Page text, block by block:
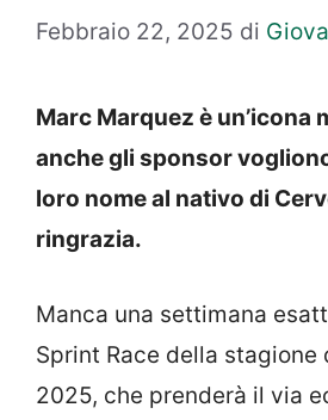
Febbraio 22, 2025 di
Marc Marquez è un’icona
anche gli sponsor
loro nome al nativo di
ringrazia.
Manca una settimana
Sprint Race della stagione
2025, che prenderà il via